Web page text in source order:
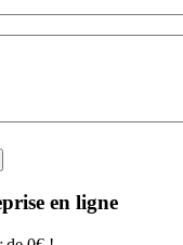
en ligne